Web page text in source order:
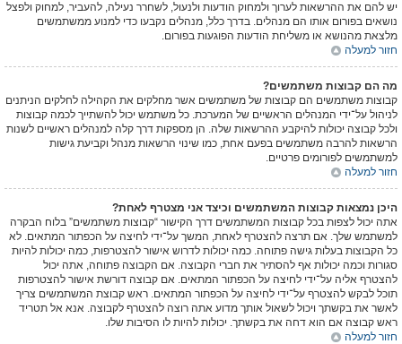
יש להם את ההרשאות לערוך ולמחוק הודעות ולנעול, לשחרר נעילה, להעביר, למחוק ולפצל
נושאים בפורום אותו הם מנהלים. בדרך כלל, מנהלים נקבעו כדי למנוע ממשתמשים
מלצאת מהנושא או משליחת הודעות הפוגעות בפורום.
חזור למעלה
מה הם קבוצות משתמשים?
קבוצות משתמשים הם קבוצות של משתמשים אשר מחלקים את הקהילה לחלקים הניתנים
לניהול על־ידי המנהלים הראשיים של המערכת. כל משתמש יכול להשתייך לכמה קבוצות
ולכל קבוצה יכולות להיקבע ההרשאות שלה. הן מספקות דרך קלה למנהלים ראשיים לשנות
הרשאות להרבה משתמשים בפעם אחת, כמו שינוי הרשאות מנהל וקביעת גישות
למשתמשים לפורומים פרטיים.
חזור למעלה
היכן נמצאות קבוצות המשתמשים וכיצד אני מצטרף לאחת?
אתה יכול לצפות בכל קבוצות המשתמשים דרך הקישור “קבוצות משתמשים” בלוח הבקרה
למשתמש שלך. אם תרצה להצטרף לאחת, המשך על־ידי לחיצה על הכפתור המתאים. לא
כל הקבוצות בעלות גישה פתוחה. כמה יכולות לדרוש אישור להצטרפות, כמה יכולות להיות
סגורות וכמה יכולות אף להסתיר את חברי הקבוצה. אם הקבוצה פתוחה, אתה יכול
להצטרף אליה על־ידי לחיצה על הכפתור המתאים. אם קבוצה דורשת אישור להצטרפות
תוכל לבקש להצטרף על־ידי לחיצה על הכפתור המתאים. ראש קבוצת המשתמשים צריך
לאשר את בקשתך ויכול לשאול אותך מדוע אתה רוצה להצטרף לקבוצה. אנא אל תטריד
ראש קבוצה אם הוא דחה את בקשתך. יכולות להיות לו הסיבות שלו.
חזור למעלה